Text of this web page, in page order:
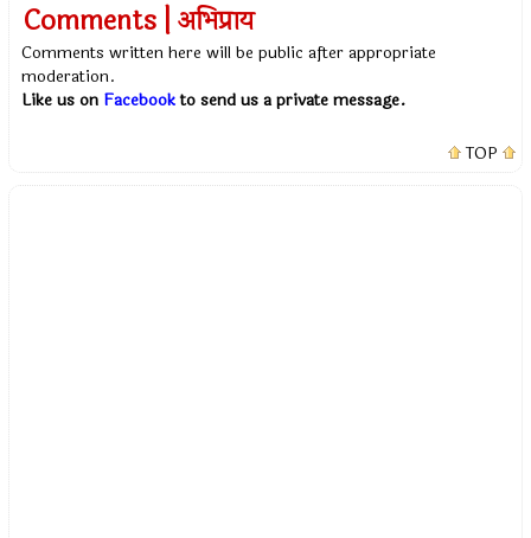
Comments | अभिप्राय
Comments written here will be public after appropriate
moderation.
Like us on Facebookto send us a private message.
TOP